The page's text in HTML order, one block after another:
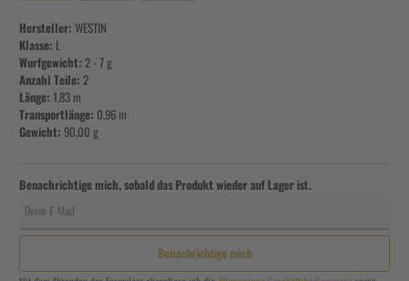
Hersteller: WESTIN
Klasse: L
Wurfgewicht: 2 - 7 g
Anzahl Teile: 2
Länge: 1,83 m
Transportlänge: 0,96 m
Gewicht: 90,00 g
Benachrichtige mich, sobald das Produkt wieder auf Lager ist.
Benachrichtige mich